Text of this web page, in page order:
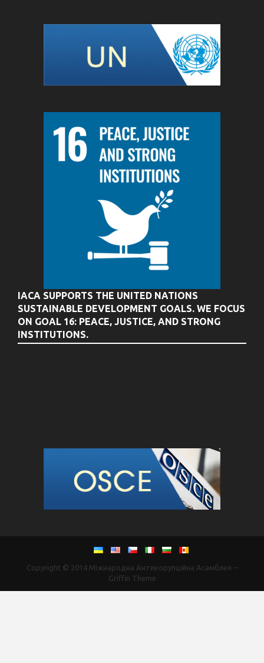
IACA SUPPORTS THE UNITED NATIONS
SUSTAINABLE DEVELOPMENT GOALS. WE FOCUS
ON GOAL 16: PEACE, JUSTICE, AND STRONG
INSTITUTIONS.
Copyright © 2014 Міжнародна Антикорупційна Асамблея –
Griffin Theme